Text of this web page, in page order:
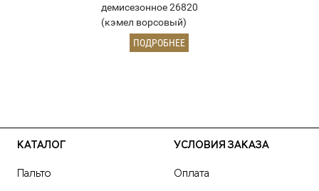
демисезонное 26820
(кэмел ворсовый)
ПОДРОБНЕЕ
КАТАЛОГ
Пальто
УСЛОВИЯ ЗАКАЗА
Оплата